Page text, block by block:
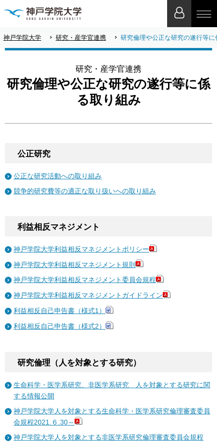
神戸学院大学 研究・産学官連携 研究倫理や公正な研究の遂行等に
研究・産学官連携
研究倫理や公正な研究の遂行等に係
る取り組み
公正研究
公正な研究活動への取り組み
競争的研究費等の適正な取り扱いへの取り組み
利益相反マネジメント
神戸学院大学利益相反マネジメントポリシー
神戸学院大学利益相反マネジメント規則
神戸学院大学利益相反マネジメント委員会規程
神戸学院大学利益相反マネジメントガイドライン
利益相反自己申告書（様式1）
利益相反自己申告書（様式2）
研究倫理（人を対象とする研究）
生命科学・医学系研究、非医学系研究 人を対象とする研究に関
する情報公開
神戸学院大学人を対象とする生命科学・医学系研究倫理審査委員
会規程2021.６.30～
神戸学院大学人を対象とする非医学系研究倫理審査委員会規程